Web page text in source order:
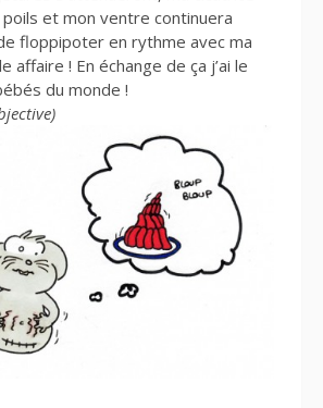
et mon ventre continuera
floppipoter en rythme avec ma
affaire ! En échange de ça j’ai le
du monde !